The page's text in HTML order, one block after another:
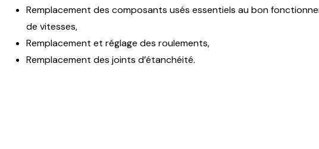
Remplacement des composants usés essentiels au bon
de vitesses,
Remplacement et réglage des roulements,
Remplacement des joints d’étanchéité.